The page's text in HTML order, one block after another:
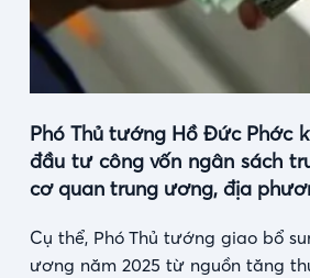
Phó Thủ tướng Hồ Đức Phớc
đầu tư công vốn ngân sách
cơ quan trung ương, địa
Cụ thể, Phó Thủ tướng giao bổ
ương năm 2025 từ nguồn tăng